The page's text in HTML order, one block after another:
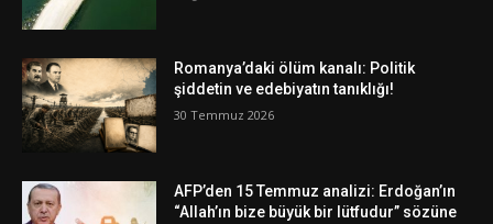
Romanya’daki ölüm kanalı: Politik
şiddetin ve edebiyatın tanıklığı!
30 Temmuz 2026
AFP’den 15 Temmuz analizi: Erdoğan’ın
“Allah’ın bize büyük bir lütfudur” sözüne